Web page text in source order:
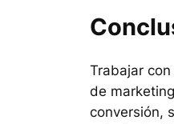
Trabajar con
de
conversión,